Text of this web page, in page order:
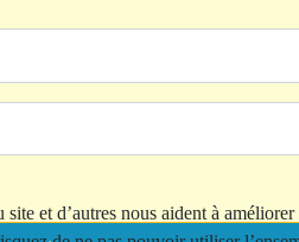
et d’autres nous aident à